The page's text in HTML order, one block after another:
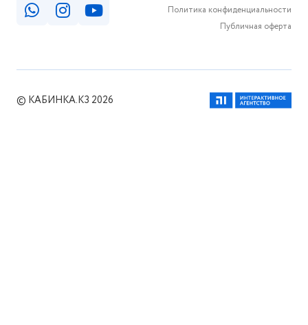
Политика конфиденциальности
Публичная оферта
© КАБИНКА.КЗ 2026